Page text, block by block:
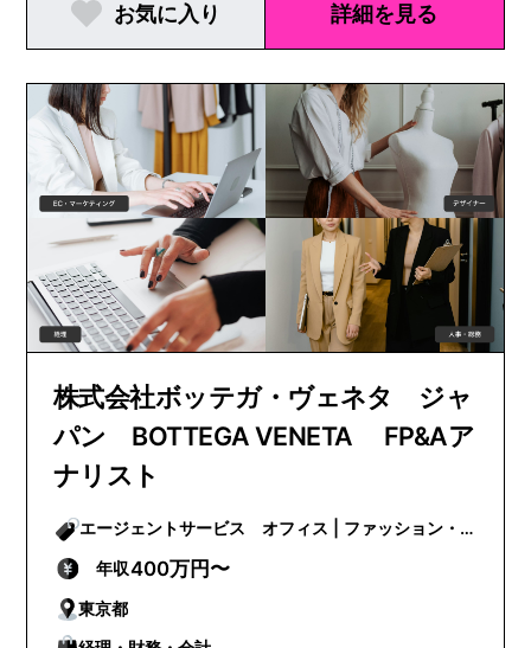
お気に入り 詳細を見る
株式会社ボッテガ・ヴェネタ ジャ
パン BOTTEGA VENETA FP&Aア
ナリスト
エージェントサービス オフィス | ファッション・
ビューティー
年収400万円〜
東京都